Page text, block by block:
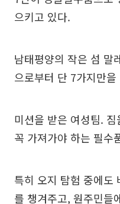
으키고 있다.
남태평양의 작은 섬 말
으로부터 단 7가지만
미션을 받은 여성팀.
꼭 가져가야 하는 필수
특히 오지 탐험 중에도
를 챙겨주고, 원주민들